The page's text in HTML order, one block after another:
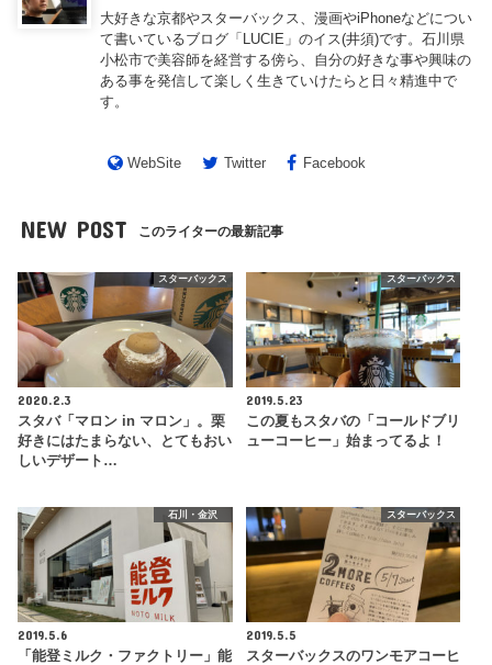
大好きな京都やスターバックス、漫画やiPhoneなどについ
て書いているブログ「LUCIE」のイス(井須)です。石川県
小松市で美容師を経営する傍ら、自分の好きな事や興味の
ある事を発信して楽しく生きていけたらと日々精進中で
す。
WebSite Twitter Facebook
NEW POST このライターの最新記事
スターバックス
2020.2.3
スタバ「マロン in マロン」。栗
好きにはたまらない、とてもおい
しいデザート…
スターバックス
2019.5.23
この夏もスタバの「コールドブリ
ューコーヒー」始まってるよ！
石川・金沢
2019.5.6
「能登ミルク・ファクトリー」能
スターバックス
2019.5.5
スターバックスのワンモアコーヒ